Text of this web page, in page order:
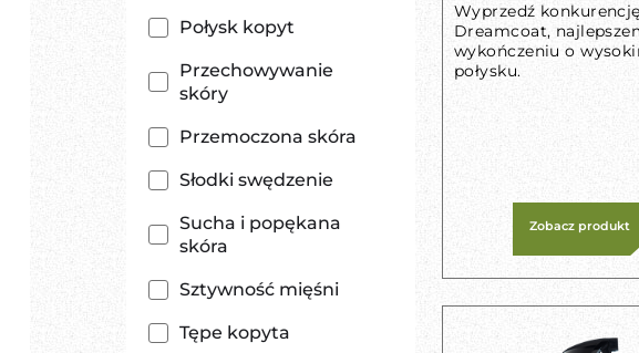
Połysk kopyt
Przechowywanie
skóry
Przemoczona skóra
Słodki swędzenie
Sucha i popękana
skóra
Sztywność mięśni
Tępe kopyta
Wyprzedź
Dreamcoat,
wykończeniu o
połysku.
Zobacz produkt